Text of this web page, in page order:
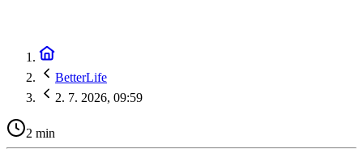
BetterLife
2. 7. 2026, 09:59
2 min